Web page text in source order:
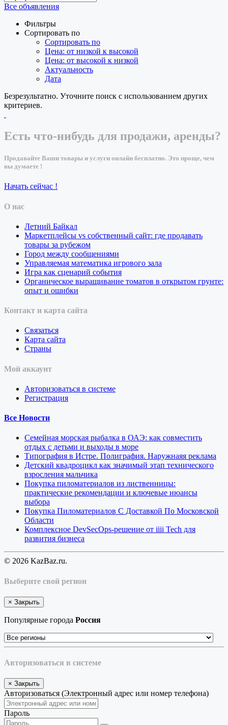
Все объявления
Фильтры
Сортировать по
Сортировать по
Цена: от низкой к высокой
Цена: от высокой к низкой
Актуальность
Дата
Безрезультатно. Уточните поиск с использованием других
критериев.
Есть что-нибудь для продажи, аренды?
Продавайте Ваши товары и услуги онлайн бесплатно. Это проще, чем
вы думаете !
Начать сейчас !
О нас
Летний Байкал
Маркетплейсы vs собственный сайт: где продавать
товары за рубежом
Город между сообщениями
Управляемая математика игрового зала
Игра как сценарий события
Органическое выращивание томатов в открытом грунте:
опыт и ошибки
Контакт и карта сайта
Связаться
Карта сайта
Страны
Мой аккаунт
Авторизоваться в системе
Регистрация
Все Новости
Семейная морская рыбалка в ОАЭ: как совместить
отдых с детьми и выходы в море
Типография в Истре. Полиграфия. Наружнаяя реклама
Детский квадроцикл как значимый этап технического
взросления мальчика
Покупка пиломатериалов из лиственницы:
практические рекомендации и ключевые нюансы
выбора
Покупка Пиломатериалов С Доставкой По Московской
Области
Комплексное DevSecOps-решение от iiii Tech для
развития бизнеса
© 2026 KazBaz.ru.
Выберите свой регион
× Закрыть
Популярные города Россия
Авторизоваться в системе
× Закрыть
Авторизоваться (Электронный адрес или номер телефона)
Пароль